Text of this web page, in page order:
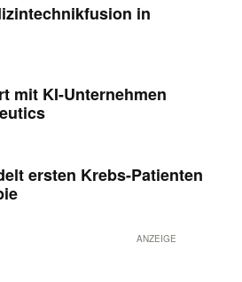
in
mit KI-Unternehmen
ersten Krebs-Patienten
ANZEIGE